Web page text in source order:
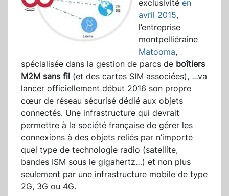
exclusivité en
avril 2015,
l’entreprise
montpelliéraine
Matooma,
spécialisée dans la gestion de parcs de boîtiers
M2M sans fil (et des cartes SIM associées), ...va
lancer officiellement début 2016 son propre
cœur de réseau sécurisé dédié aux objets
connectés. Une infrastructure qui devrait
permettre à la société française de gérer les
connexions à des objets reliés par n’importe
quel type de technologie radio (satellite,
bandes ISM sous le gigahertz…) et non plus
seulement par une infrastructure mobile de type
2G, 3G ou 4G.